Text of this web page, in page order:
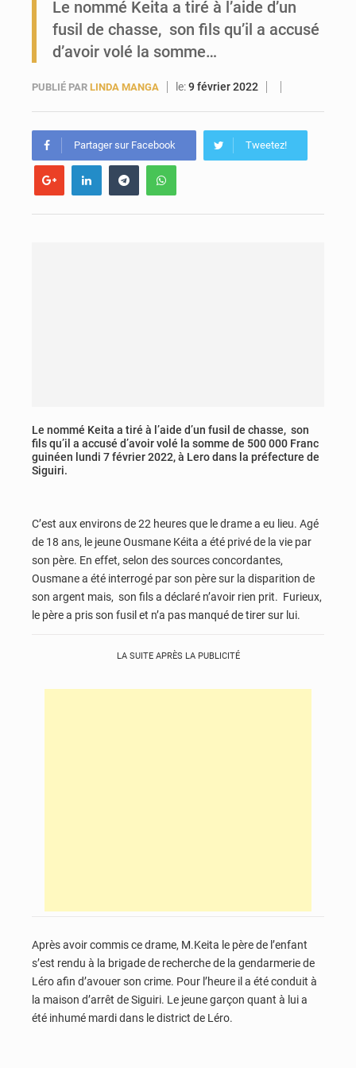
Forces Vives en Guinée : la coalition critique la gestion de Mamadi Doumbouya
Le nommé Keita a tiré à l’aide d’un
fusil de chasse, son fils qu’il a accusé
d’avoir volé la somme…
PUBLIÉ PAR LINDA MANGA le:9 février 2022
Partager sur Facebook Tweetez!
Le nommé Keita a tiré à l’aide d’un fusil de chasse, son
fils qu’il a accusé d’avoir volé la somme de 500 000 Franc
guinéen lundi 7 février 2022, à Lero dans la préfecture de
Siguiri.
C’est aux environs de 22 heures que le drame a eu lieu. Agé
de 18 ans, le jeune Ousmane Kéita a été privé de la vie par
son père. En effet, selon des sources concordantes,
Ousmane a été interrogé par son père sur la disparition de
son argent mais, son fils a déclaré n’avoir rien prit. Furieux,
le père a pris son fusil et n’a pas manqué de tirer sur lui.
LA SUITE APRÈS LA PUBLICITÉ
Après avoir commis ce drame, M.Keita le père de l’enfant
s’est rendu à la brigade de recherche de la gendarmerie de
Léro afin d’avouer son crime. Pour l’heure il a été conduit à
la maison d’arrêt de Siguiri. Le jeune garçon quant à lui a
été inhumé mardi dans le district de Léro.